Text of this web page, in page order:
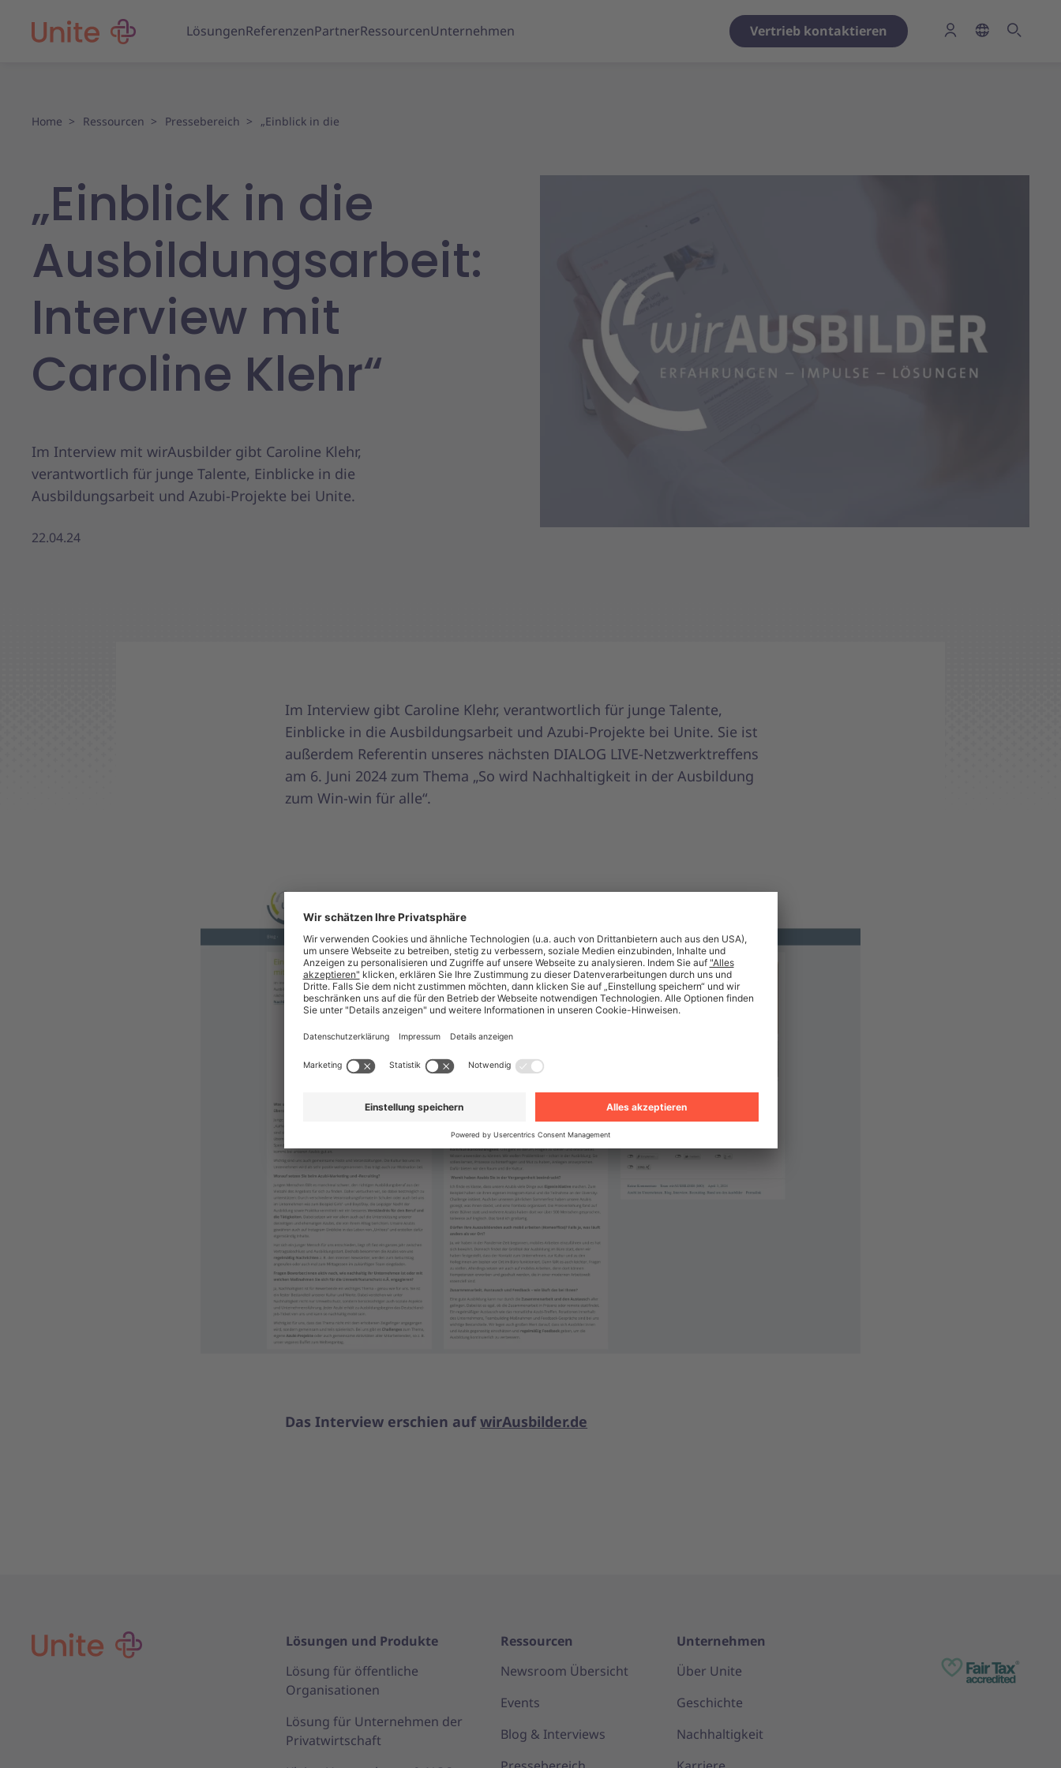
LösungenReferenzenPartnerRessourcenUnternehmen Vertrieb kontaktieren
Home Ressourcen Pressebereich „Einblick in die
„Einblick in die
Ausbildungsarbeit:
Interview mit
Caroline Klehr“
Im Interview mit wirAusbilder gibt Caroline Klehr,
verantwortlich für junge Talente, Einblicke in die
Ausbildungsarbeit und Azubi-Projekte bei Unite.
22.04.24
Im Interview gibt Caroline Klehr, verantwortlich für junge Talente,
Einblicke in die Ausbildungsarbeit und Azubi-Projekte bei Unite. Sie ist
außerdem Referentin unseres nächsten DIALOG LIVE-Netzwerktreffens
am 6. Juni 2024 zum Thema „So wird Nachhaltigkeit in der Ausbildung
zum Win-win für alle“.
Das Interview erschien aufwirAusbilder.de
Lösungen und Produkte
Lösung für öffentliche
Organisationen
Lösung für Unternehmen der
Privatwirtschaft
Ressourcen
Newsroom Übersicht
Events
Blog & Interviews
Unternehmen
Über Unite
Geschichte
Nachhaltigkeit